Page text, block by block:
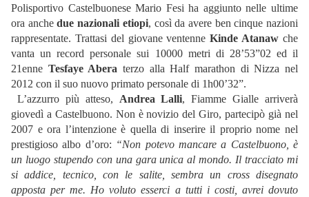
Polisportivo Castelbuonese Mario Fesi ha aggiunto nelle ultime
ora anchedue nazionali etiopi, così da avere ben cinque nazioni
rappresentate. Trattasi del giovane ventenneKinde Atanaw che
vanta un record personale sui 10000 metri di 28’53”02 ed il
21enne Tesfaye Abera terzo alla Half marathon di Nizza nel
2012 con il suo nuovo primato personale di 1h00’32”.
L’azzurro più atteso, Andrea Lalli, Fiamme Gialle arriverà
giovedì a Castelbuono. Non è novizio del Giro, partecipò già nel
2007 e ora l’intenzione è quella di inserire il proprio nome nel
prestigioso albo d’oro: “Non potevo mancare a Castelbuono, è
un luogo stupendo con una gara unica al mondo. Il tracciato mi
si addice, tecnico, con le salite, sembra un cross disegnato
apposta per me. Ho voluto esserci a tutti i costi, avrei dovuto